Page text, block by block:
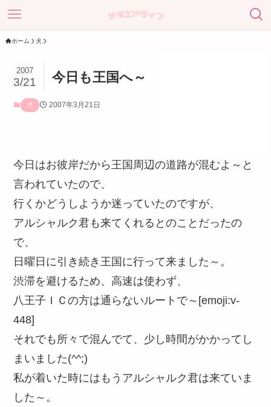
ホーム 犬
今日も王国へ～
2007
3/21
犬 2007年3月21日
今日はお彼岸だから王国周辺の道路が混むよ～と
言われていたので、
行くかどうしようか迷っていたのですが、
アルシャルク君も来てくれるとのことだったの
で、
日曜日に引き続き王国に行って来ました～。
渋滞を避けるため、高速は使わず、
八王子ＩＣの方は通らないルートで～[emoji:v-
448]
それでも所々で混んでて、少し時間がかかってし
まいました(^^;)
私が着いた時にはもうアルシャルク君は来ていま
した～。